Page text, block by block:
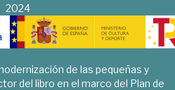
2024
de las pequeñas y
del libro en el marco del Plan de